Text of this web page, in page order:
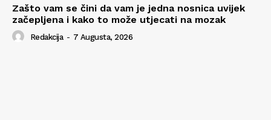
Zašto vam se čini da vam je jedna nosnica uvijek
začepljena i kako to može utjecati na mozak
Redakcija - 7 Augusta, 2026